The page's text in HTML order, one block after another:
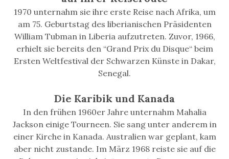
1970 unternahm sie ihre erste Reise nach Afrika, um
am 75. Geburtstag des liberianischen Präsidenten
William Tubman in Liberia aufzutreten. Zuvor, 1966,
erhielt sie bereits den “Grand Prix du Disque“ beim
Ersten Weltfestival der Schwarzen Künste in Dakar,
Senegal.
Die Karibik und Kanada
In den frühen 1960er Jahre unternahm Mahalia
Jackson einige Tourneen. Sie sang unter anderem in
einer Kirche in Kanada. Australien war geplant, kam
aber nicht zustande. Im März 1968 reiste sie auf die